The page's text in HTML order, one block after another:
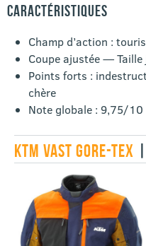
CARACTÉRISTIQUES
Champ d’action :
Coupe ajustée —
Points forts :
chère
Note globale : 9,75/10
KTM VAST GORE-TEX